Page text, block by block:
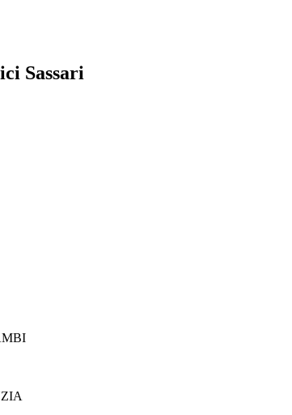
Sassari